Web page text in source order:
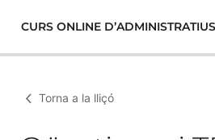
CURS ONLINE
Torna a la lliçó